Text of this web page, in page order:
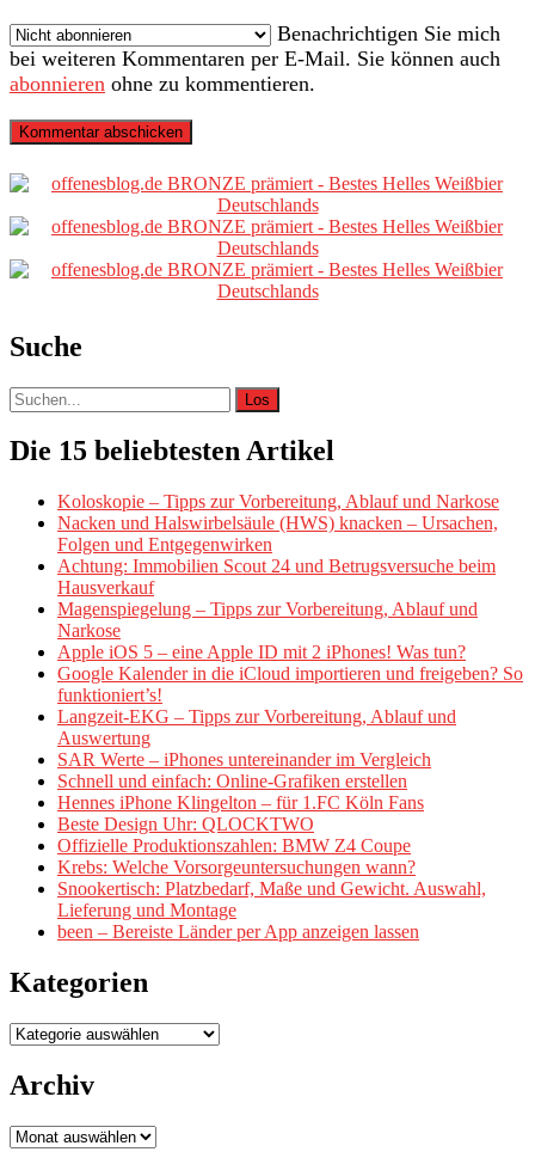
Benachrichtigen Sie mich
bei weiteren Kommentaren per E-Mail. Sie können auch
abonnieren ohne zu kommentieren.
Primäre
Sidebar
Suche
Suche
nach:
Die 15 beliebtesten Artikel
Koloskopie – Tipps zur Vorbereitung, Ablauf und Narkose
Nacken und Halswirbelsäule (HWS) knacken – Ursachen,
Folgen und Entgegenwirken
Achtung: Immobilien Scout 24 und Betrugsversuche beim
Hausverkauf
Magenspiegelung – Tipps zur Vorbereitung, Ablauf und
Narkose
Apple iOS 5 – eine Apple ID mit 2 iPhones! Was tun?
Google Kalender in die iCloud importieren und freigeben? So
funktioniert’s!
Langzeit-EKG – Tipps zur Vorbereitung, Ablauf und
Auswertung
SAR Werte – iPhones untereinander im Vergleich
Schnell und einfach: Online-Grafiken erstellen
Hennes iPhone Klingelton – für 1.FC Köln Fans
Beste Design Uhr: QLOCKTWO
Offizielle Produktionszahlen: BMW Z4 Coupe
Krebs: Welche Vorsorgeuntersuchungen wann?
Snookertisch: Platzbedarf, Maße und Gewicht. Auswahl,
Lieferung und Montage
been – Bereiste Länder per App anzeigen lassen
Kategorien
Kategorien
Archiv
Archiv